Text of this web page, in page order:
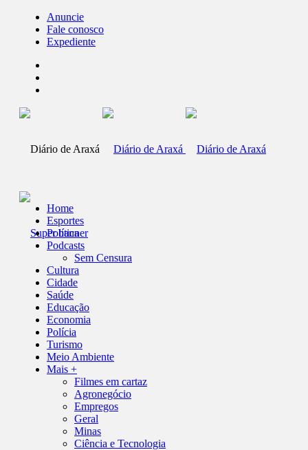
Anuncie
Fale conosco
Expediente
Home
Esportes
Política
Podcasts
Sem Censura
Cultura
Cidade
Saúde
Educação
Economia
Polícia
Turismo
Meio Ambiente
Mais +
Filmes em cartaz
Agronegócio
Empregos
Geral
Minas
Ciência e Tecnologia